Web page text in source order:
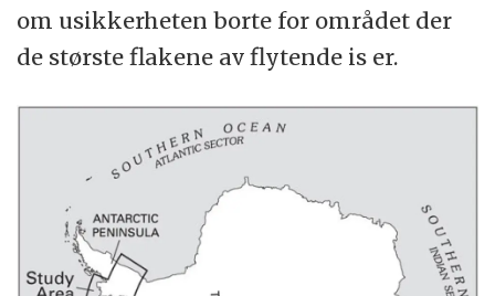
om usikkerheten borte for området der
de største flakene av flytende is er.